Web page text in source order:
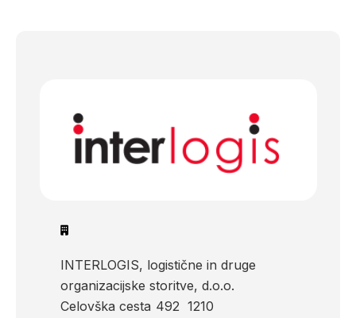
INTERLOGIS, logistične in druge
organizacijske storitve, d.o.o.
Celovška cesta 492 1210